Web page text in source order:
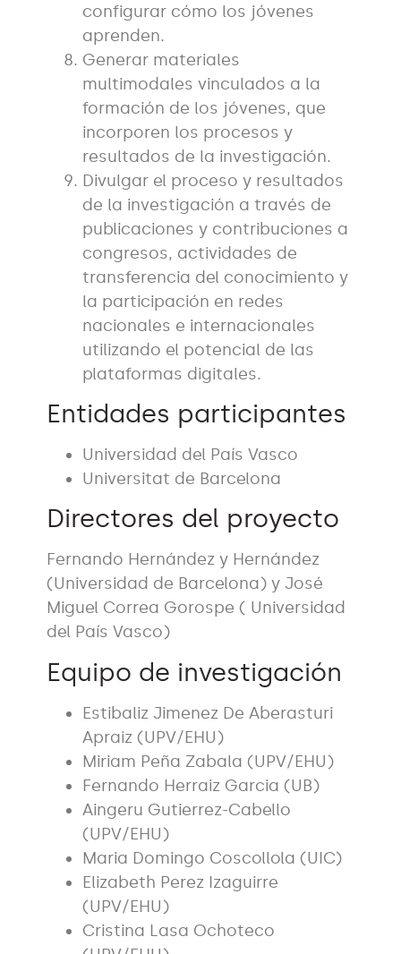
configurar cómo los jóvenes
aprenden.
Generar materiales
multimodales vinculados a la
formación de los jóvenes, que
incorporen los procesos y
resultados de la investigación.
Divulgar el proceso y resultados
de la investigación a través de
publicaciones y contribuciones a
congresos, actividades de
transferencia del conocimiento y
la participación en redes
nacionales e internacionales
utilizando el potencial de las
plataformas digitales.
Entidades participantes
Universidad del País Vasco
Universitat de Barcelona
Directores del proyecto
Fernando Hernández y Hernández
(Universidad de Barcelona) y José
Miguel Correa Gorospe ( Universidad
del País Vasco)
Equipo de investigación
Estibaliz Jimenez De Aberasturi
Apraiz (UPV/EHU)
Miriam Peña Zabala (UPV/EHU)
Fernando Herraiz Garcia (UB)
Aingeru Gutierrez-Cabello
(UPV/EHU)
Maria Domingo Coscollola (UIC)
Elizabeth Perez Izaguirre
(UPV/EHU)
Cristina Lasa Ochoteco